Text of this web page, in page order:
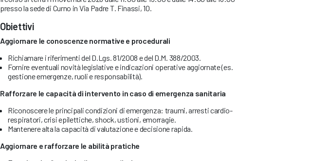
presso la sede di Curno in Via Padre T. Finassi, 10.
Obiettivi
Aggiornare le conoscenze normative e procedurali
Richiamare i riferimenti del D.Lgs. 81/2008 e del D.M. 388/2003.
Fornire eventuali novità legislative e indicazioni operative aggiornate (es.
gestione emergenze, ruoli e responsabilità).
Rafforzare le capacità di intervento in caso di emergenza sanitaria
Riconoscere le principali condizioni di emergenza: traumi, arresti cardio-
respiratori, crisi epilettiche, shock, ustioni, emorragie.
Mantenere alta la capacità di valutazione e decisione rapida.
Aggiornare e rafforzare le abilità pratiche